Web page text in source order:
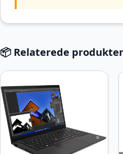
📦 Relaterede produkter